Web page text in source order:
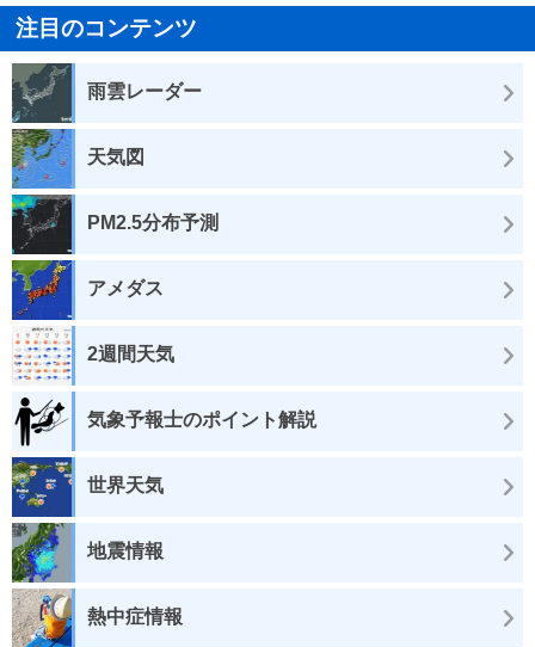
注目のコンテンツ
雨雲レーダー
天気図
PM2.5分布予測
アメダス
2週間天気
気象予報士のポイント解説
世界天気
地震情報
熱中症情報